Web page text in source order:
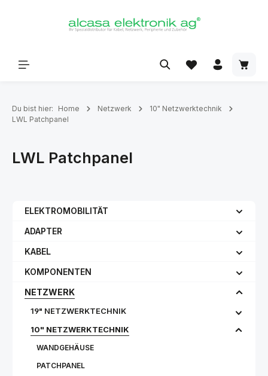
Du bist hier: Home Netzwerk
10" Netzwerktechnik
LWL Patchpanel
LWL Patchpanel
ELEKTROMOBILITÄT
ADAPTER
KABEL
KOMPONENTEN
NETZWERK
19" NETZWERKTECHNIK
10" NETZWERKTECHNIK
WANDGEHÄUSE
PATCHPANEL